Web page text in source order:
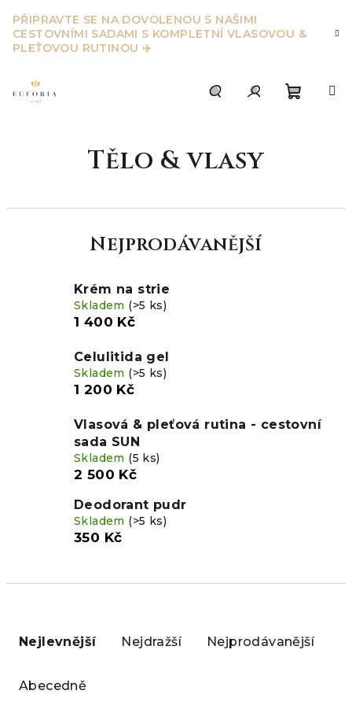
na
obsah
PŘIPRAVTE SE NA DOVOLENOU S NAŠIMI
CESTOVNÍMI SADAMI S KOMPLETNÍ VLASOVOU &
PLEŤOVOU RUTINOU ✈️
Tělo & vlasy
Nejprodávanější
Krém na strie
Skladem (>5 ks)
1 400 Kč
Celulitida gel
Skladem (>5 ks)
1 200 Kč
Vlasová & pleťová rutina - cestovní
sada SUN
Skladem (5 ks)
2 500 Kč
Deodorant pudr
Skladem (>5 ks)
350 Kč
Nejlevnější Nejdražší Nejprodávanější
Abecedně